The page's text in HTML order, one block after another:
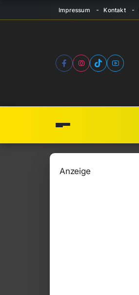
Impressum Kontakt
Anzeige